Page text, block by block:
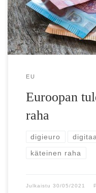
keskuspankki
EU
Euroopan
raha
digieuro
käteinen raha
Julkaistu 30/05/2021